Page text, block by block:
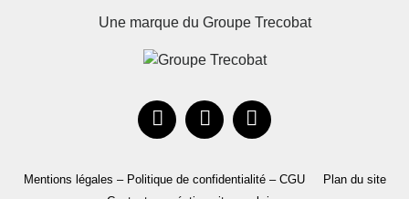
Occitanie
Parrainez un proche!
Une marque du Groupe Trecobat
Mentions légales – Politique de confidentialité – CGU
Plan du site